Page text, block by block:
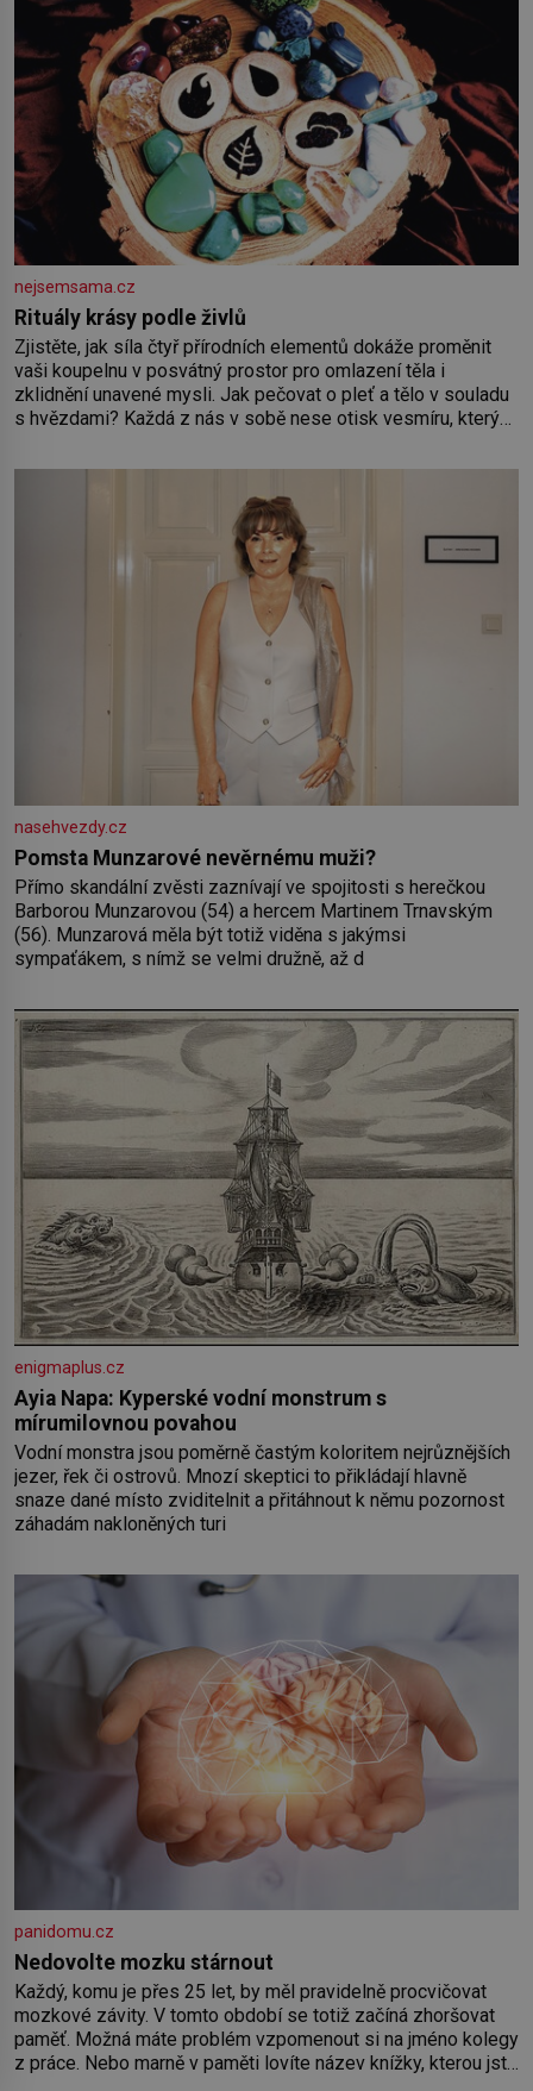
nejsemsama.cz
Rituály krásy podle živlů
Zjistěte, jak síla čtyř přírodních elementů dokáže proměnit
vaši koupelnu v posvátný prostor pro omlazení těla i
zklidnění unavené mysli. Jak pečovat o pleť a tělo v souladu
s hvězdami? Každá z nás v sobě nese otisk vesmíru, který
pokožky. Ohnivá znamení Ženy narozené ve znamení Berana,
nasehvezdy.cz
Pomsta Munzarové nevěrnému muži?
Přímo skandální zvěsti zaznívají ve spojitosti s herečkou
Barborou Munzarovou (54) a hercem Martinem Trnavským
(56). Munzarová měla být totiž viděna s jakýmsi
sympaťákem, s nímž se velmi družně, až d
enigmaplus.cz
Ayia Napa: Kyperské vodní monstrum s
mírumilovnou povahou
Vodní monstra jsou poměrně častým koloritem nejrůznějších
jezer, řek či ostrovů. Mnozí skeptici to přikládají hlavně
snaze dané místo zviditelnit a přitáhnout k němu pozornost
záhadám nakloněných turi
panidomu.cz
Nedovolte mozku stárnout
Každý, komu je přes 25 let, by měl pravidelně procvičovat
mozkové závity. V tomto období se totiž začíná zhoršovat
paměť. Možná máte problém vzpomenout si na jméno kolegy
z práce. Nebo marně v paměti lovíte název knížky, kterou jste